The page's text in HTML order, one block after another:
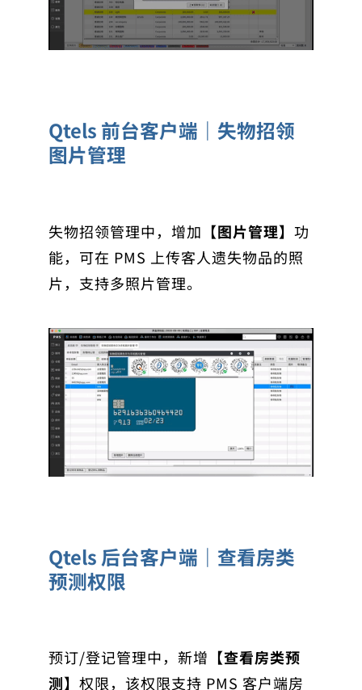
Qtels 前台客户端｜失物招领
图片管理
失物招领管理中，增加 【图片管理】 功
能，可在 PMS 上传客人遗失物品的照
片，支持多照片管理。
Qtels 后台客户端｜查看房类
预测权限
预订/登记管理中，新增 【查看房类预
测】 权限，该权限支持 PMS 客户端房